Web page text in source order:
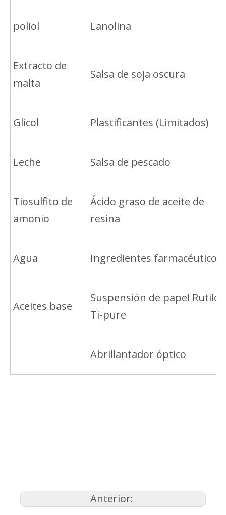
poliol Lanolina
Extracto de
malta
Salsa de soja oscura
Glicol Plastificantes (Limitados)
Leche Salsa de pescado
Tiosulfito de
amonio
Ácido graso de aceite de
resina
Agua Ingredientes farmacéuticos
Aceites base
Suspensión de papel Rutilo
Ti-pure
Abrillantador óptico
Anterior: